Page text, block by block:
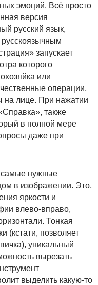
эмоций. Всё просто
версия
русский язык,
русскоязычным
запускает
которого
или
операции,
на лице. При нажатии
также
в полной мере
даже при
самые нужные
в изображении. Это,
яркости и
влево-вправо,
Тонкая
(кстати, позволяет
уникальный
вырезать
выделить какую-то